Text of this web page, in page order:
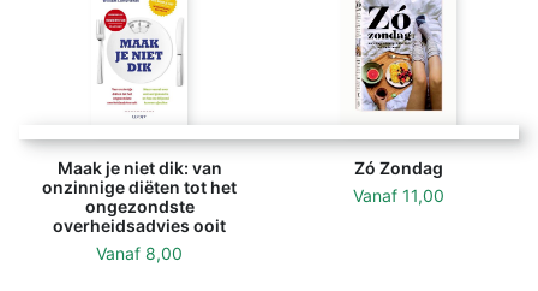
Maak je niet dik: van
onzinnige diëten tot het
ongezondste
overheidsadvies ooit
Vanaf 8,00
Zó Zondag
Vanaf 11,00